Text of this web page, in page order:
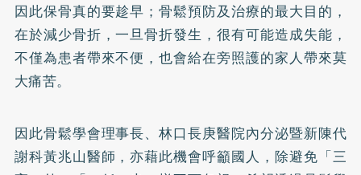
因此保骨真的要趁早；骨鬆預防及治療的最大目的，
在於減少骨折，一旦骨折發生，很有可能造成失能，
不僅為患者帶來不便，也會給在旁照護的家人帶來莫
大痛苦。
因此骨鬆學會理事長、林口長庚醫院內分泌暨新陳代
謝科黃兆山醫師，亦藉此機會呼籲國人，除避免「三